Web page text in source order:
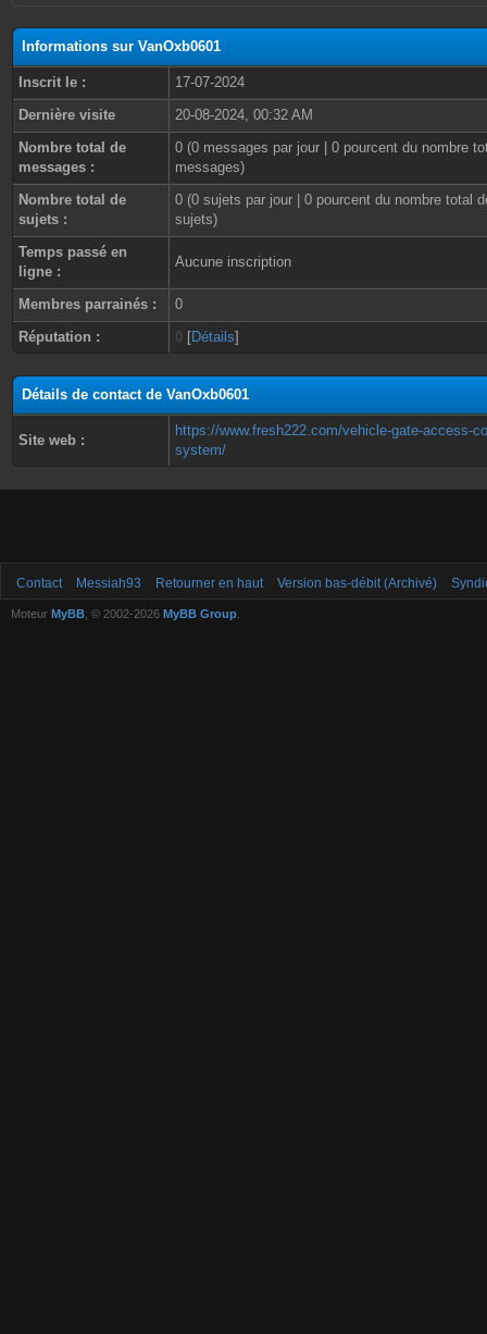
Informations sur VanOxb0601
Inscrit le :
17-07-2024
Dernière visite
20-08-2024, 00:32 AM
Nombre total de
messages :
0 (0 messages par jour | 0 pourcent du nombre
messages)
Nombre total de
sujets :
0 (0 sujets par jour | 0 pourcent du nombre total
sujets)
Temps passé en
ligne :
Aucune inscription
Membres parrainés :
0
Réputation :
0 [Détails]
Détails de contact de VanOxb0601
Site web :
https://www.fresh222.com/vehicle-gate-access-
system/
Contact Messiah93 Retourner en haut Version bas-débit (Archivé)
Moteur MyBB , © 2002-2026 MyBB Group